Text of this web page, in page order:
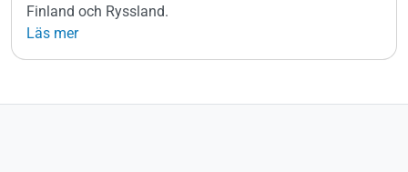
Finland och Ryssland.
Läs mer